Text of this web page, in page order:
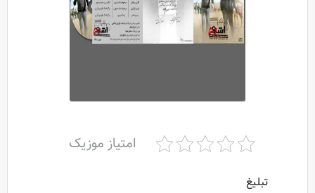
امتیاز موزیک
تبلیغ